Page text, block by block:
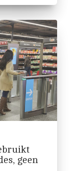
geen